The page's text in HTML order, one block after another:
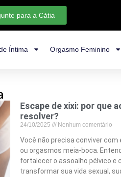
para a Cátia
Íntima Orgasmo Feminino
Escape de xixi: por que
resolver?
24/10/2025 Nenhum comentário
Você não precisa conviver com
ou orgasmos meia-boca.
fortalecer o assoalho pélvico e
transformar sua vida sexual,